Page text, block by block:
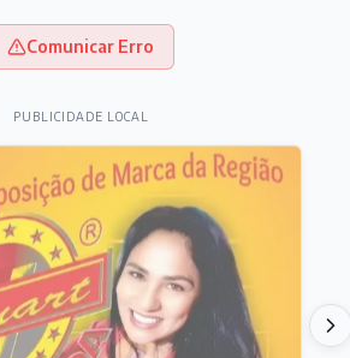
Comunicar Erro
PUBLICIDADE LOCAL